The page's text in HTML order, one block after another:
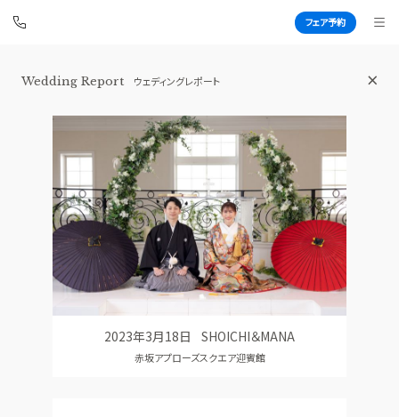
フェア予約
赤坂 アプローズスクエア迎賓館
TOP
トップ
BRIDAL FAIR
ブライダルフェア
WEDDING REPORT
体験者レポート
PHOTO GALLERY
フォトギャラリー
PLAN
プラン
CEREMONY
CUISINE
料理
Wedding Report ウェディングレポート
2023年3月18日 SHOICHI＆MANA
赤坂アプローズスクエア迎賓館